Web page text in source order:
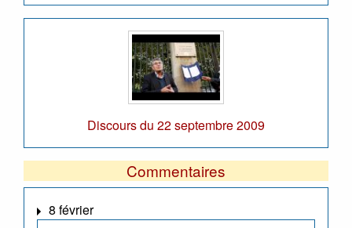
Discours du 22 septembre 2009
Commentaires
8 février